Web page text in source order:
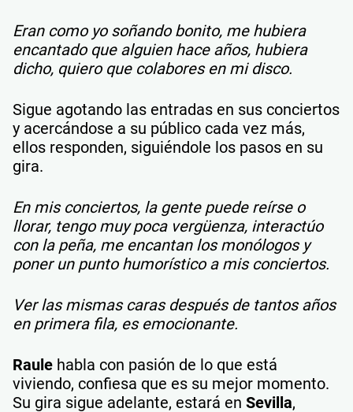
Eran como yo soñando bonito, me hubiera
encantado que alguien hace años, hubiera
dicho, quiero que colabores en mi disco.
Sigue agotando las entradas en sus conciertos
y acercándose a su público cada vez más,
ellos responden, siguiéndole los pasos en su
gira.
En mis conciertos, la gente puede reírse o
llorar, tengo muy poca vergüenza, interactúo
con la peña, me encantan los monólogos y
poner un punto humorístico a mis conciertos.
Ver las mismas caras después de tantos años
en primera fila, es emocionante.
Raule habla con pasión de lo que está
viviendo, confiesa que es su mejor momento.
Su gira sigue adelante, estará en Sevilla,